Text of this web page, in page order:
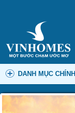
DANH MỤC CHÍNH